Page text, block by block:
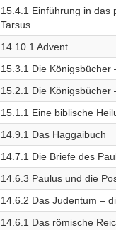
15.4.1 Einführung in das
Tarsus
14.10.1 Advent
15.3.1 Die Königsbücher
15.2.1 Die Königsbücher
15.1.1 Eine biblische
14.9.1 Das Haggaibuch
14.7.1 Die Briefe des
14.6.3 Paulus und die
14.6.2 Das Judentum –
14.6.1 Das römische